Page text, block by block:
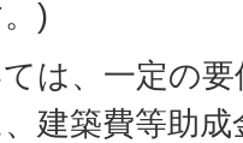
)
は、一定の
建築費等助